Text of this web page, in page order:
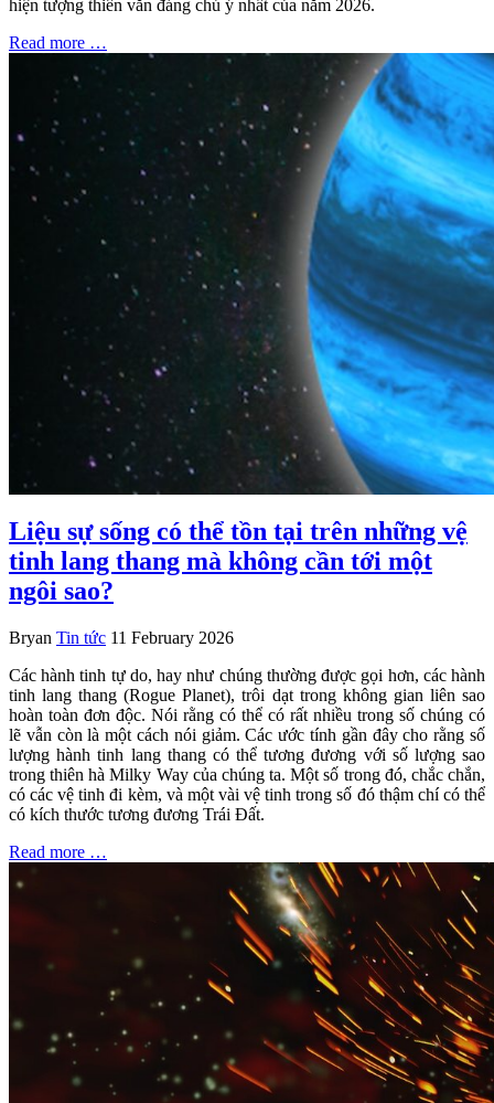
hiện tượng thiên văn đáng chú ý nhất của năm 2026.
Read more …
Liệu sự sống có thể tồn tại trên những vệ
tinh lang thang mà không cần tới một
ngôi sao?
Bryan Tin tức 11 February 2026
Các hành tinh tự do, hay như chúng thường được gọi hơn, các hành
tinh lang thang (Rogue Planet), trôi dạt trong không gian liên sao
hoàn toàn đơn độc. Nói rằng có thể có rất nhiều trong số chúng có
lẽ vẫn còn là một cách nói giảm. Các ước tính gần đây cho rằng số
lượng hành tinh lang thang có thể tương đương với số lượng sao
trong thiên hà Milky Way của chúng ta. Một số trong đó, chắc chắn,
có các vệ tinh đi kèm, và một vài vệ tinh trong số đó thậm chí có thể
có kích thước tương đương Trái Đất.
Read more …